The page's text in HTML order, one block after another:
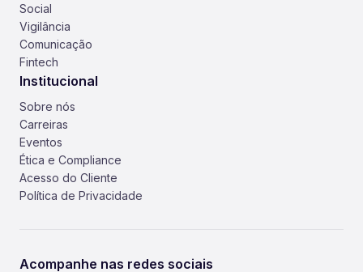
Social
Vigilância
Comunicação
Fintech
Institucional
Sobre nós
Carreiras
Eventos
Ética e Compliance
Acesso do Cliente
Política de Privacidade
Acompanhe nas redes sociais